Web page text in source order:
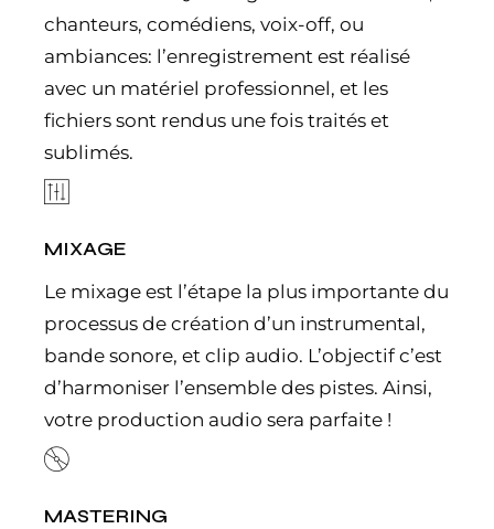
chanteurs, comédiens, voix-off, ou
ambiances: l’enregistrement est réalisé
avec un matériel professionnel, et les
fichiers sont rendus une fois traités et
sublimés.
MIXAGE
Le mixage est l’étape la plus importante du
processus de création d’un instrumental,
bande sonore, et clip audio. L’objectif c’est
d’harmoniser l’ensemble des pistes. Ainsi,
votre production audio sera parfaite !
MASTERING